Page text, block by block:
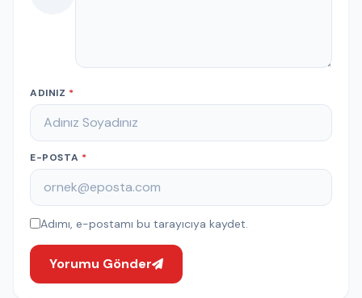
ADINIZ *
E-POSTA *
Adımı, e-postamı bu tarayıcıya kaydet.
Yorumu Gönder